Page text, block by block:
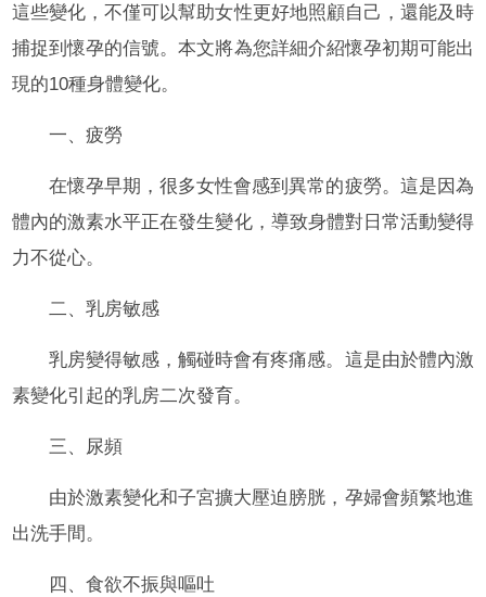
這些變化，不僅可以幫助女性更好地照顧自己，還能及時
捕捉到懷孕的信號。本文將為您詳細介紹懷孕初期可能出
現的10種身體變化。
一、疲勞
在懷孕早期，很多女性會感到異常的疲勞。這是因為
體內的激素水平正在發生變化，導致身體對日常活動變得
力不從心。
二、乳房敏感
乳房變得敏感，觸碰時會有疼痛感。這是由於體內激
素變化引起的乳房二次發育。
三、尿頻
由於激素變化和子宮擴大壓迫膀胱，孕婦會頻繁地進
出洗手間。
四、食欲不振與嘔吐